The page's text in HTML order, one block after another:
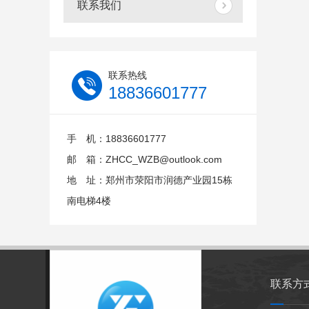
联系我们
联系热线
18836601777
手 机：18836601777
邮 箱：ZHCC_WZB@outlook.com
地 址：郑州市荥阳市润德产业园15栋
南电梯4楼
联系方